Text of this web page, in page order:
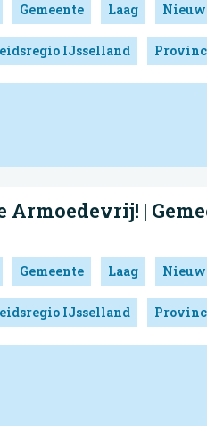
Gemeente Laag
IJsselland
Armoedevrij! |
Gemeente Laag
IJsselland